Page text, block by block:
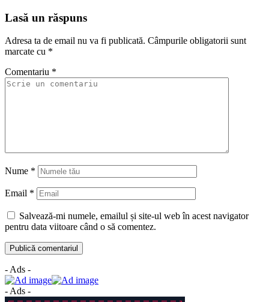
Lasă un răspuns
Adresa ta de email nu va fi publicată. Câmpurile obligatorii sunt
marcate cu *
Comentariu *
Nume *
Email *
Salvează-mi numele, emailul și site-ul web în acest navigator
pentru data viitoare când o să comentez.
- Ads -
- Ads -